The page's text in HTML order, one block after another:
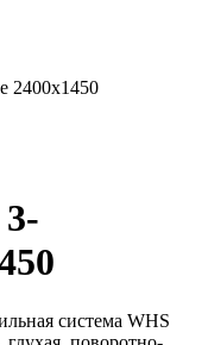
2400x1450
система WHS